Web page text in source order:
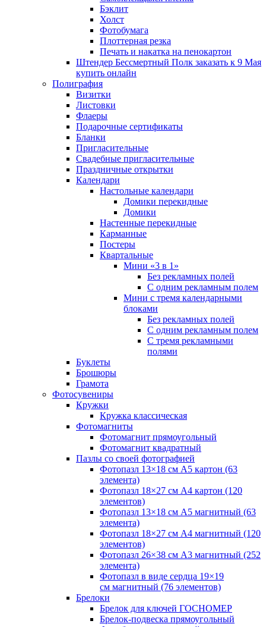
Бэклит
Холст
Фотобумага
Плоттерная резка
Печать и накатка на пенокартон
Штендер Бессмертный Полк заказать к 9 Мая
купить онлайн
Полиграфия
Визитки
Листовки
Флаеры
Подарочные сертификаты
Бланки
Пригласительные
Свадебные пригласительные
Праздничные открытки
Календари
Настольные календари
Домики перекидные
Домики
Настенные перекидные
Карманные
Постеры
Квартальные
Мини «3 в 1»
Без рекламных полей
С одним рекламным полем
Мини с тремя календарными
блоками
Без рекламных полей
С одним рекламным полем
С тремя рекламными
полями
Буклеты
Брошюры
Грамота
Фотосувениры
Кружки
Кружка классическая
Фотомагниты
Фотомагнит прямоугольный
Фотомагнит квадратный
Пазлы со своей фотографией
Фотопазл 13×18 см А5 картон (63
элемента)
Фотопазл 18×27 см А4 картон (120
элементов)
Фотопазл 13×18 см А5 магнитный (63
элемента)
Фотопазл 18×27 см А4 магнитный (120
элементов)
Фотопазл 26×38 см А3 магнитный (252
элемента)
Фотопазл в виде сердца 19×19
см магнитный (76 элементов)
Брелоки
Брелок для ключей ГОСНОМЕР
Брелок-подвеска прямоугольный